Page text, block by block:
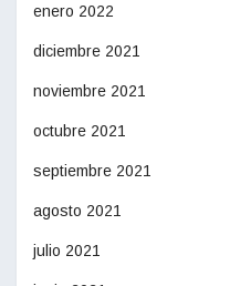
enero 2022
diciembre 2021
noviembre 2021
octubre 2021
septiembre 2021
agosto 2021
julio 2021